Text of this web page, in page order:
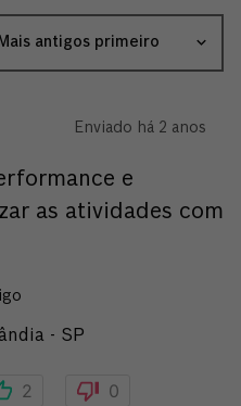
Mais antigos primeiro
Enviado há 2 anos
e
as atividades com
- SP
2 0